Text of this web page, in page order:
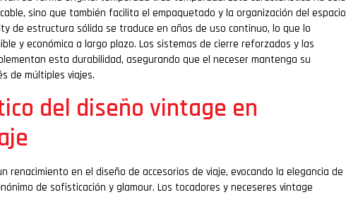
sino que también facilita el empaquetado y la organización del espacio
de estructura sólida se traduce en años de uso continuo, lo que lo
y económica a largo plazo. Los sistemas de cierre reforzados y las
esta durabilidad, asegurando que el neceser mantenga su
de múltiples viajes.
del diseño vintage en
renacimiento en el diseño de accesorios de viaje, evocando la elegancia de
de sofisticación y glamour. Los tocadores y neceseres vintage